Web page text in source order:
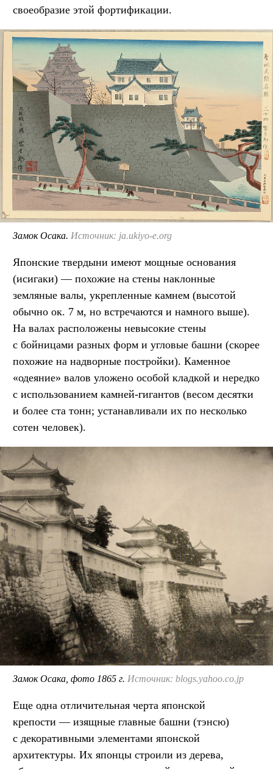
своеобразие этой фортификации.
Замок Осака. Источник: ja.ukiyo-e.org
Японские твердыни имеют мощные основания
(исигаки) — похожие на стены наклонные
земляные валы, укрепленные камнем (высотой
обычно ок. 7 м, но встречаются и намного выше).
На валах расположены невысокие стены
с бойницами разных форм и угловые башни (скорее
похожие на надворные постройки). Каменное
«одеяние» валов уложено особой кладкой и нередко
с использованием камней-гигантов (весом десятки
и более ста тонн; устанавливали их по несколько
сотен человек).
Замок Осака, фото 1865 г. Источник: blogs.yahoo.co.jp
Еще одна отличительная черта японской
крепости — изящные главные башни (тэнсю)
с декоративными элементами японской
архитектуры. Их японцы строили из дерева,